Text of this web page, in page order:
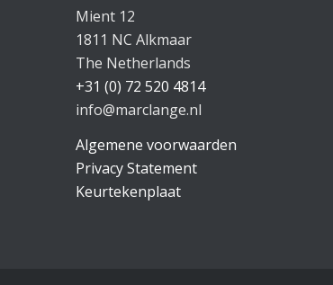
Mient 12
1811 NC Alkmaar
The Netherlands
+31 (0) 72 520 4814
info@marclange.nl
Algemene voorwaarden
Privacy Statement
Keurtekenplaat